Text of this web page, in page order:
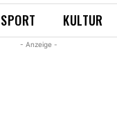
SPORT KULTUR
- Anzeige -